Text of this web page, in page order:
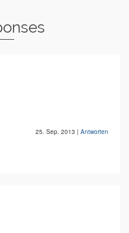
25. Sep. 2013 | Antworten